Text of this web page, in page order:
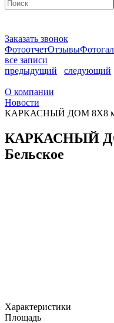
Заказать звонок
ФотоотчетОтзывы
все записи
предыдущий
следующий
О компании
Новости
КАРКАСНЫЙ ДОМ 8Х8 м в
КАРКАСНЫЙ
Бельское
Характеристики
Площадь